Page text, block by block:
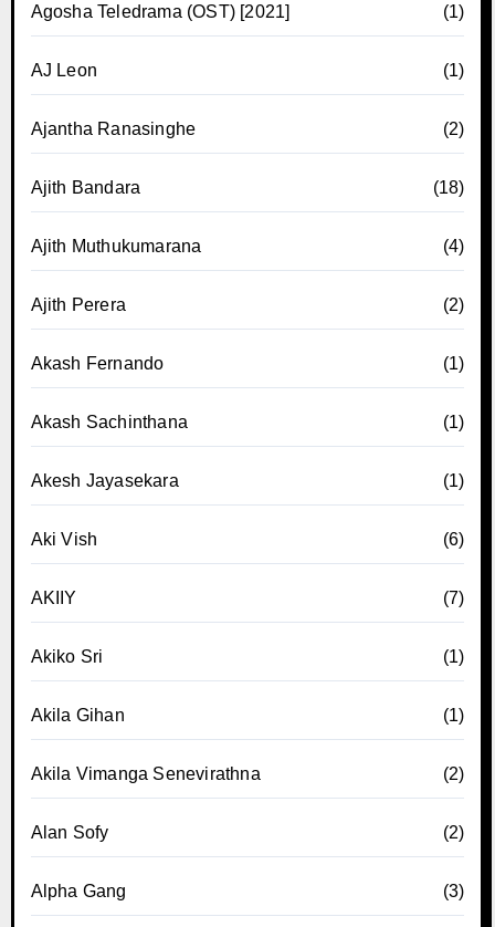
Agosha Teledrama (OST) [2021] (1)
AJ Leon (1)
Ajantha Ranasinghe (2)
Ajith Bandara (18)
Ajith Muthukumarana (4)
Ajith Perera (2)
Akash Fernando (1)
Akash Sachinthana (1)
Akesh Jayasekara (1)
Aki Vish (6)
AKIIY (7)
Akiko Sri (1)
Akila Gihan (1)
Akila Vimanga Senevirathna (2)
Alan Sofy (2)
Alpha Gang (3)